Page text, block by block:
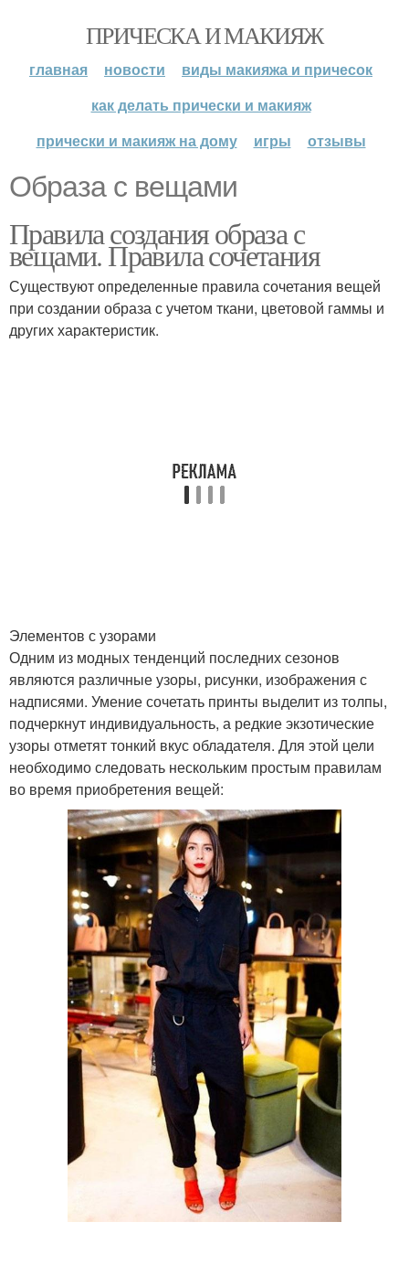
ПРИЧЕСКА И МАКИЯЖ
главная новости
виды макияжа и причесок
как делать прически и макияж
прически и макияж на дому
игры отзывы
Образа с вещами
Правила создания образа с
вещами. Правила сочетания
Существуют определенные правила сочетания вещей
при создании образа с учетом ткани, цветовой гаммы и
других характеристик.
Элементов с узорами
Одним из модных тенденций последних сезонов
являются различные узоры, рисунки, изображения с
надписями. Умение сочетать принты выделит из толпы,
подчеркнут индивидуальность, а редкие экзотические
узоры отметят тонкий вкус обладателя. Для этой цели
необходимо следовать нескольким простым правилам
во время приобретения вещей: